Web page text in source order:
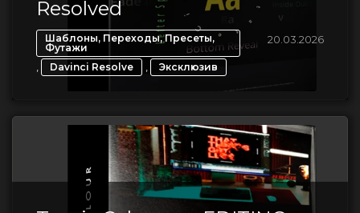
Resolved
Шаблоны, Переходы, Пресеты,
Футажи
, Davinci Resolve , Эксклюзив
20.03.2026